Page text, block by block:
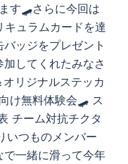
す🛹さらに今回は
キュラムカードを達
ッジをプレゼント
してくれたみなさ
リジナルステッカ
け無料体験会🛹 ス
チーム対抗チクタ
いつものメンバー
で一緒に滑って今年